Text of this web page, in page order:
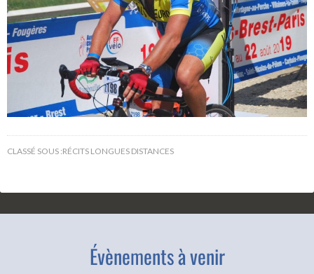
CLASSÉ SOUS :RÉCITS LONGUES DISTANCES
Évènements à venir